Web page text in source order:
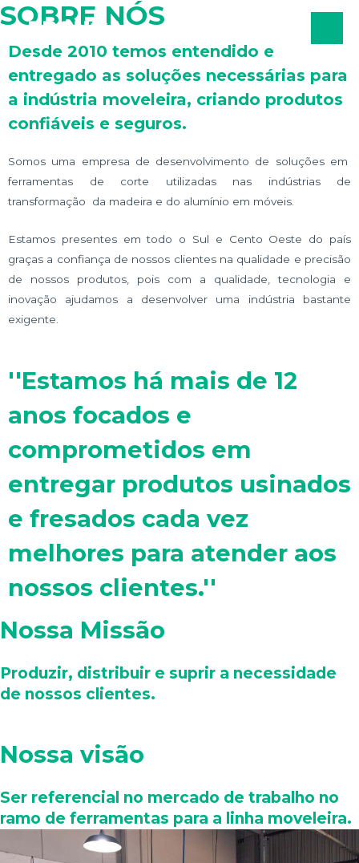
SOBRE NÓS
Desde 2010 temos entendido e
entregado as soluções necessárias para
a indústria moveleira, criando produtos
confiáveis e seguros.
Somos uma empresa de desenvolvimento de soluções em
ferramentas de corte utilizadas nas indústrias de
transformação da madeira e do alumínio em móveis.
Estamos presentes em todo o Sul e Cento Oeste do país
graças a confiança de nossos clientes na qualidade e precisão
de nossos produtos, pois com a qualidade, tecnologia e
inovação ajudamos a desenvolver uma indústria bastante
exigente.
''Estamos há mais de 12
anos focados e
comprometidos em
entregar produtos usinados
e fresados cada vez
melhores para atender aos
nossos clientes.''
Nossa Missão
Produzir, distribuir e suprir a necessidade
de nossos clientes.
Nossa visão
Ser referencial no mercado de trabalho no
ramo de ferramentas para a linha moveleira.